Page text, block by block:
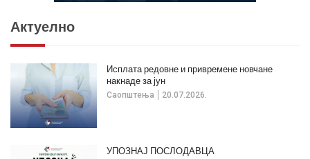
Актуелно
Саопштења 20.07.2026.
Исплата редовне и привремене новчане
накнаде за јун
УПОЗНАЈ ПОСЛОДАВЦА